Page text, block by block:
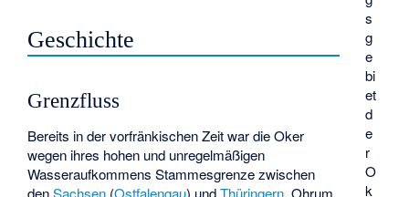
s
g
e
bi
et
d
e
r
O
k
Geschichte
Grenzfluss
Bereits in der vorfränkischen Zeit war die Oker
wegen ihres hohen und unregelmäßigen
Wasseraufkommens Stammesgrenze zwischen
denSachsen (Ostfalengau) undThüringern. Ohrum